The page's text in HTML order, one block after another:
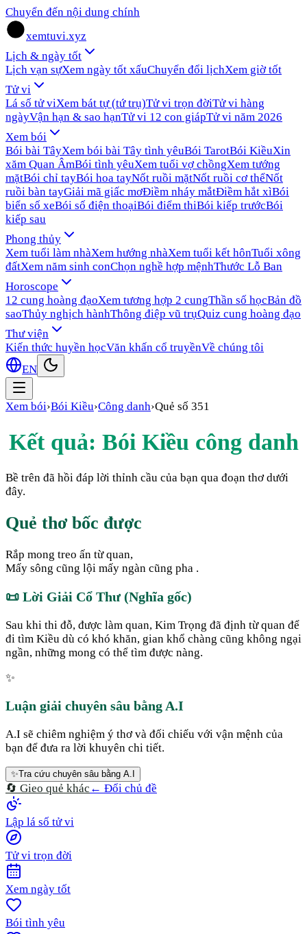
Chuyển đến nội dung chính
xemtuvi.xyz
Lịch & ngày tốt
Lịch vạn sựXem ngày tốt xấuChuyển đổi lịchXem giờ tốt
Tử vi
Lá số tử viXem bát tự (tứ trụ)Tử vi trọn đờiTử vi hàng
ngàyVận hạn & sao hạnTử vi 12 con giápTử vi năm 2026
Xem bói
Bói bài TâyXem bói bài Tây tình yêuBói TarotBói KiềuXin
xăm Quan ÂmBói tình yêuXem tuổi vợ chồngXem tướng
mặtBói chỉ tayBói hoa tayNốt ruồi mặtNốt ruồi cơ thểNốt
ruồi bàn tayGiải mã giấc mơĐiềm nháy mắtĐiềm hắt xìBói
biển số xeBói số điện thoạiBói điểm thiBói kiếp trướcBói
kiếp sau
Phong thủy
Xem tuổi làm nhàXem hướng nhàXem tuổi kết hônTuổi xông
đấtXem năm sinh conChọn nghề hợp mệnhThước Lỗ Ban
Horoscope
12 cung hoàng đạoXem tương hợp 2 cungThần số họcBản đồ
saoThủy nghịch hànhThông điệp vũ trụQuiz cung hoàng đạo
Thư viện
Kiến thức huyền họcVăn khấn cổ truyềnVề chúng tôi
EN
Xem bói›Bói Kiều›Công danh›Quẻ số 351
Kết quả: Bói Kiều công danh
Bề trên đã hồi đáp lời thỉnh cầu của bạn qua đoạn thơ dưới
đây.
Quẻ thơ bốc được
Rắp mong treo ấn từ quan,
Mấy sông cũng lội mấy ngàn cũng pha .
📜 Lời Giải Cổ Thư (Nghĩa gốc)
Sau khi thi đỗ, được làm quan, Kim Trọng đã định từ quan để
đi tìm Kiều dù có khó khăn, gian khổ chàng cũng không ngại
ngần, những mong có thể tìm được nàng.
✨
Luận giải chuyên sâu bằng A.I
A.I sẽ chiêm nghiệm ý thơ và đối chiếu với vận mệnh của
bạn để đưa ra lời khuyên chi tiết.
✨Tra cứu chuyên sâu bằng A.I
🔄 Gieo quẻ khác ← Đổi chủ đề
Lập lá số tử vi
Tử vi trọn đời
Xem ngày tốt
Bói tình yêu